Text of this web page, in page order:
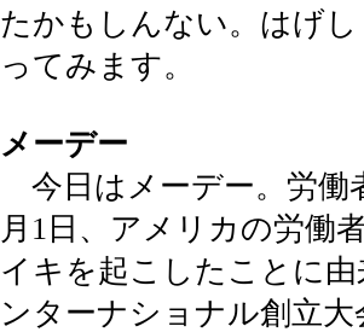
たかもしんない。はげ
ってみます。
メーデー
今日はメーデー。労働
月1日、アメリカの労働
イキを起こしたことに
ンターナショナル創立